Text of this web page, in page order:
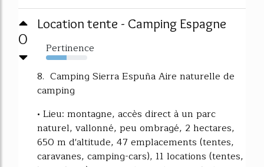
0
Location tente - Camping Espagne
Pertinence
50%
8. Camping Sierra Espuña Aire naturelle de
camping
• Lieu: montagne, accès direct à un parc
naturel, vallonné, peu ombragé, 2 hectares,
650 m d'altitude, 47 emplacements (tentes,
caravanes, camping-cars), 11 locations (tentes,